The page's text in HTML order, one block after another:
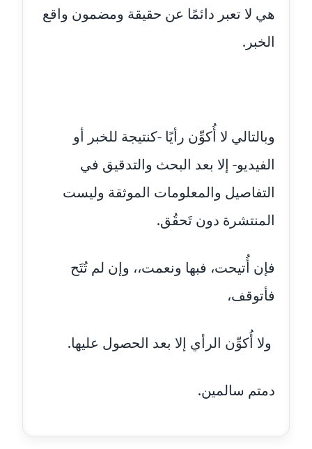
مدونة اسماء خوجة
عاملة
مدونة اسماعيل ابو زيد
عاملة
مدونة اسماعيل محسن
مدونة اسيمة اسامه
عاملة
عاملة
عاملة
هي لا تعبر دائمًا عن حقيقة ومضمون واقع
الخبر.
وبالتالي لا أُكوِّن رأيًا -كنتيجة للخبر أو
الفيديو- إلا بعد البحث والتدقيق في
التفاصيل والمعلومات الموثقة وليست
المنتشرة دون تَحقُق.
فإن أُتيحت، فبها ونعمت،، وإن لم تُتَح
فأتوقف،
ولا أُكوِّن الرأي إلا بعد الحصول عليها.
دمتم سالمين.